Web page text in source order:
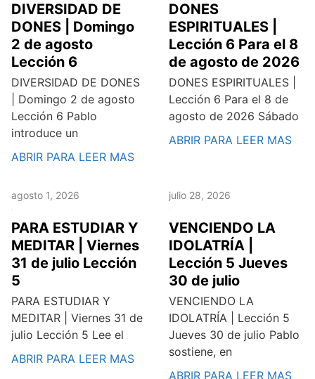
DIVERSIDAD DE
DONES | Domingo
2 de agosto
Lección 6
DIVERSIDAD DE DONES
| Domingo 2 de agosto
Lección 6 Pablo
introduce un
ABRIR PARA LEER MAS
DONES
ESPIRITUALES |
Lección 6 Para el 8
de agosto de 2026
DONES ESPIRITUALES |
Lección 6 Para el 8 de
agosto de 2026 Sábado
ABRIR PARA LEER MAS
agosto 1, 2026
PARA ESTUDIAR Y
MEDITAR | Viernes
31 de julio Lección
5
PARA ESTUDIAR Y
MEDITAR | Viernes 31 de
julio Lección 5 Lee el
ABRIR PARA LEER MAS
julio 28, 2026
VENCIENDO LA
IDOLATRÍA |
Lección 5 Jueves
30 de julio
VENCIENDO LA
IDOLATRÍA | Lección 5
Jueves 30 de julio Pablo
sostiene, en
ABRIR PARA LEER MAS